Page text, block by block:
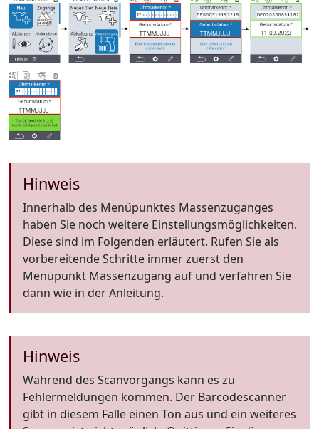
Hinweis
Innerhalb des Menüpunktes Massenzuganges
haben Sie noch weitere Einstellungsmöglichkeiten.
Diese sind im Folgenden erläutert. Rufen Sie als
vorbereitende Schritte immer zuerst den
Menüpunkt Massenzugang auf und verfahren Sie
dann wie in der Anleitung.
Hinweis
Während des Scanvorgangs kann es zu
Fehlermeldungen kommen. Der Barcodescanner
gibt in diesem Falle einen Ton aus und ein weiteres